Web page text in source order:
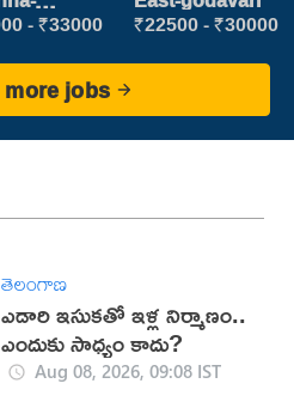
- ₹33000 ₹22500 - ₹30000
jobs
తెలంగాణ
ఎడారి ఇసుకతో ఇళ్ల నిర్మాణం..
ఎందుకు సాధ్యం కాదు?
Aug 08, 2026, 09:08 IST